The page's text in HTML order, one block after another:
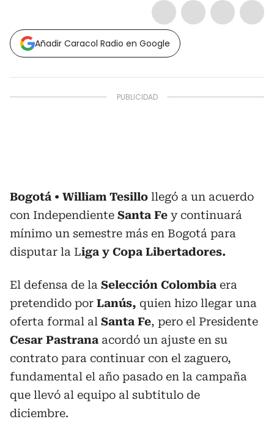
Añadir Caracol Radio en Google
Bogotá William Tesillo llegó a un acuerdo
con Independiente Santa Fe y continuará
mínimo un semestre más en Bogotá para
disputar la Liga y Copa Libertadores.
El defensa de la Selección Colombia era
pretendido por Lanús, quien hizo llegar una
oferta formal al Santa Fe, pero el Presidente
Cesar Pastrana acordó un ajuste en su
contrato para continuar con el zaguero,
fundamental el año pasado en la campaña
que llevó al equipo al subtitulo de
diciembre.